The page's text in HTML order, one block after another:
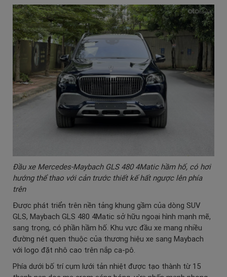
Đầu xe Mercedes-Maybach GLS 480 4Matic hầm hố, có hơi
hướng thể thao với cản trước thiết kế hất ngược lên phía
trên
Được phát triển trên nền tảng khung gầm của dòng SUV
GLS, Maybach GLS 480 4Matic sở hữu ngoại hình mạnh mẽ,
sang trọng, có phần hầm hố. Khu vực đầu xe mang nhiều
đường nét quen thuộc của thương hiệu xe sang Maybach
với logo đặt nhô cao trên nắp ca-pô.
Phía dưới bố trí cụm lưới tản nhiệt được tạo thành từ 15